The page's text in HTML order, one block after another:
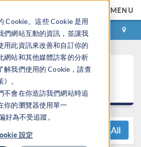
Cookie。這些 Cookie 是用
們網站互動的資訊，並讓我
用此資訊來改善和自訂你的
網站和其他媒體訪客的分析
解我們使用的 Cookie，請查
。
不會在你造訪我們網站時追
你的瀏覽器使用單一
好為不受追蹤。
設定
MENU
登录 咨询与购买
® 6.0 发
View All